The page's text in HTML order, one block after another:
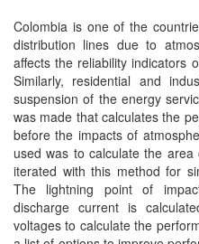
Colombia is one of the
distribution lines due to
affects the reliability indicators
Similarly, residential and
suspension of the energy
was made that calculates the
before the impacts of
used was to calculate the
iterated with this method for
The lightning point of
discharge current is
voltages to calculate the